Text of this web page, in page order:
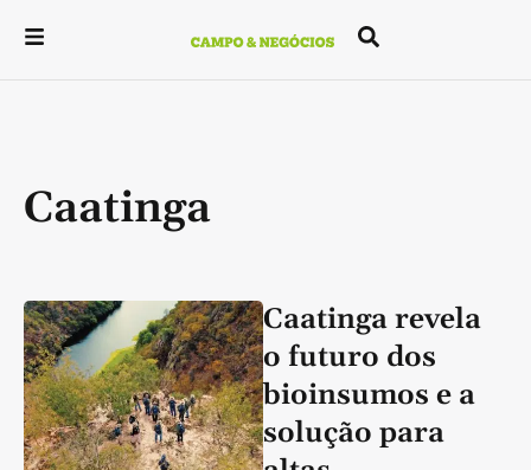
Caatinga
Caatinga revela
o futuro dos
bioinsumos e a
solução para